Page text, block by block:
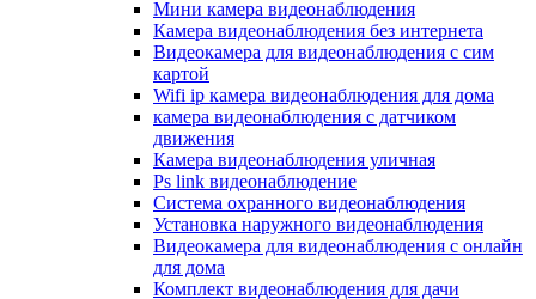
Мини камера видеонаблюдения
Камера видеонаблюдения без интернета
Видеокамера для видеонаблюдения с сим
картой
Wifi ip камера видеонаблюдения для дома
камера видеонаблюдения с датчиком
движения
Камера видеонаблюдения уличная
Ps link видеонаблюдение
Система охранного видеонаблюдения
Установка наружного видеонаблюдения
Видеокамера для видеонаблюдения с онлайн
для дома
Комплект видеонаблюдения для дачи